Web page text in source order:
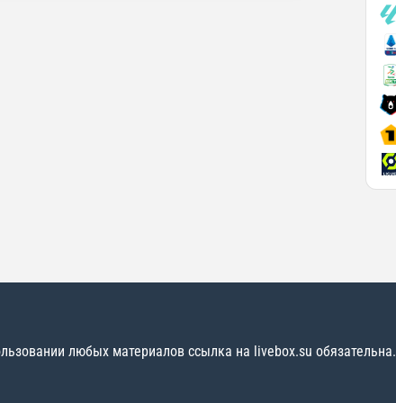
любых материалов ссылка на livebox.su обязательна.